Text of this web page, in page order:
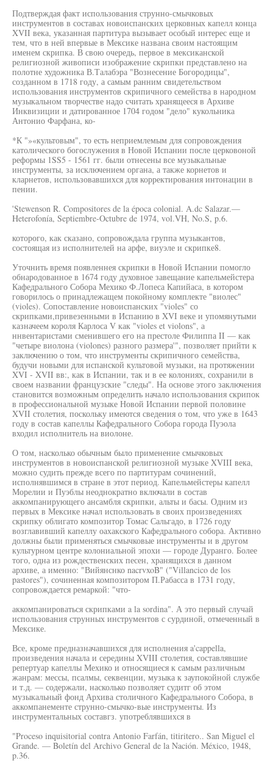
Подтверждая факт использования струнно-смычковых
инструментов в составах новоиспанских церковных капелл конца
XVII века, указанная партитура вызывает особый интерес еще и
тем, что в ней впервые в Мексике названа своим настоящим
именем скрипка. В свою очередь, первое в мексиканской
религиозной живописи изображение скрипки представлено на
полотне художника В.Талабэра "Вознесение Богородицы",
созданном в 1718 году, а самым ранним свидетельством
использования инструментов скрипичного семейства в народном
музыкальном творчестве надо считать хранящееся в Архиве
Инквизиции и датированное 1704 годом "дело" кукольника
Антонио Фарфана, ко-
*К "»«культовым", то есть неприемлемым для сопровождения
католического богослужения в Новой Испании после церковоной
реформы 1SS5 - 1561 гг. были отнесены все музыкальные
инструменты, за исключением органа, а также корнетов и
кларнетов, использовавшихся для корректирования интонации в
пении.
'Stewenson R. Compositores de la época colonial. A.dc Salazar.—
Heterofonía, Septiembre-Octubre de 1974, vol.VH, No.S, p.6.
которого, как сказано, сопровождала группа музыкантов,
состоящая из исполнителей на арфе, виуэле и скрипке8.
Уточнить время появленнея скрипки в Новой Испании помогло
обнародованное в 1674 году духовное завещание капельмейстера
Кафедрального Собора Мехико Ф.Лопеса Капийаса, в котором
говорилось о принадлежащем покойному комплекте "виолес"
(violes). Сопоставление новоиспанских "violes" со
скрипками,привезенными в Испанию в XVI веке и упомянутыми
казначеем короля Карлоса V как "violes et violons", а
ннвентаристами сменившего его на престоле Филиппа II — как
"четыре виолона (violones) разного размера'", позволяет прийти к
заключению о том, что инструменты скрипичного семейства,
будучи новыми для испанской культовой музыки, на протяжении
XVI - XVII вв:, как в Испании, так и в ее колониях, сохранили в
своем названии французские "следы". На основе этого заключения
становится возможным определить начало использования скрипок
в профессиональной музыке Новой Испании первой половине
XVII столетия, поскольку имеются сведения о том, что уже в 1643
году в состав капеллы Кафедрального Собора города Пуэола
входил исполнитель на виолоне.
О том, насколько обычным было применение смычковых
инструментов в новоиспанской религиозной музыке XVIII века,
можно судить прежде всего по партитурам сочинений,
исполнявшимся в стране в этот период. Капельмейстеры капелл
Морелии и Пуэблы неоднократно включали в состав
аккомпанирующего ансамбля скрипки, альты и басы. Одним из
первых в Мексике начал использовать в своих произведениях
скрипку облигато композитор Томас Сальгадо, в 1726 году
возглавивший капеллу оахакского Кафедрального собора. Активно
должны были применяться смычковые инструменты и в другом
культурном центре колониальной эпохи — городе Дуранго. Более
того, одна из рождественских песен, хранящихся в данном
архиве, а именно: "Вийянснко nacrvxoB" ("Villancico de los
pastores"), сочиненная композитором П.Рабасса в 1731 году,
сопровождается ремаркой: "что-
аккомпанироваться скрипками a la sordina". А это первый случай
использования струнных инструментов с сурдиной, отмеченный в
Мексике.
Все, кроме предназначавшихся для исполнения a'cappella,
произведения начала и середины XVIII столетия, составлявшие
репертуар капеллы Мехико и относящиеся к самым различным
жанрам: мессы, псалмы, секвенции, музыка к заупокойной службе
и т.д. — содержали, насколько позволяет судитг об этом
музыкальный фонд Архива столичного Кафедрального Собора, в
аккомпанементе струнно-смычко-вые инструменты. Из
инструментальных составгз. употреблявшихся в
"Proceso inquisitorial contra Antonio Farfán, titiritero.. San Miguel el
Grande. — Boletín del Archivo General de la Nación. México, 1948,
p.36.